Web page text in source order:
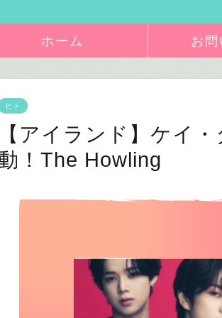
ホーム お
ヒト
【アイランド】ケイ
！The Howling